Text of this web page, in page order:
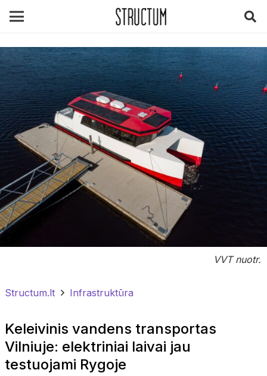
VVT nuotr.
Structum.lt Infrastruktūra
Keleivinis vandens transportas
Vilniuje: elektriniai laivai jau
testuojami Rygoje